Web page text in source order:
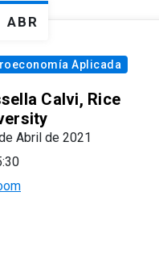
ABR
Aplicada
Calvi, Rice
Abril de 2021